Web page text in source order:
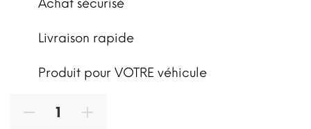
Achat sécurisé
Livraison rapide
Produit pour VOTRE véhicule